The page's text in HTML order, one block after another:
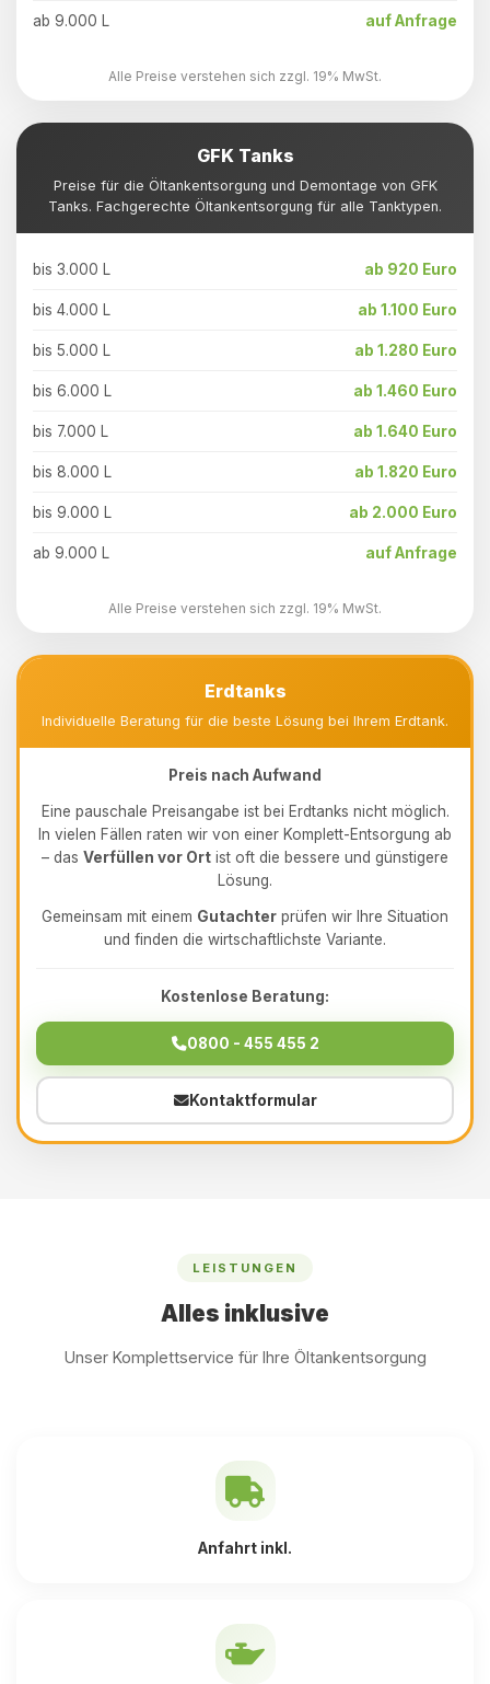
ab 9.000 L auf Anfrage
Alle Preise verstehen sich zzgl. 19% MwSt.
GFK Tanks
Preise für die Öltankentsorgung und Demontage von GFK
Tanks. Fachgerechte Öltankentsorgung für alle Tanktypen.
bis 3.000 L ab 920 Euro
bis 4.000 L ab 1.100 Euro
bis 5.000 L ab 1.280 Euro
bis 6.000 L ab 1.460 Euro
bis 7.000 L ab 1.640 Euro
bis 8.000 L ab 1.820 Euro
bis 9.000 L ab 2.000 Euro
ab 9.000 L auf Anfrage
Alle Preise verstehen sich zzgl. 19% MwSt.
Erdtanks
Individuelle Beratung für die beste Lösung bei Ihrem Erdtank.
Preis nach Aufwand
Eine pauschale Preisangabe ist bei Erdtanks nicht möglich.
In vielen Fällen raten wir von einer Komplett-Entsorgung ab
– das Verfüllen vor Ort ist oft die bessere und günstigere
Lösung.
Gemeinsam mit einem Gutachter prüfen wir Ihre Situation
und finden die wirtschaftlichste Variante.
Kostenlose Beratung:
0800 - 455 455 2
Kontaktformular
LEISTUNGEN
Alles inklusive
Unser Komplettservice für Ihre Öltankentsorgung
Anfahrt inkl.